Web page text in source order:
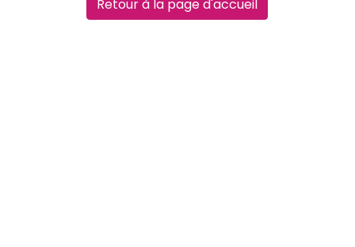
Retour à la page d'accueil